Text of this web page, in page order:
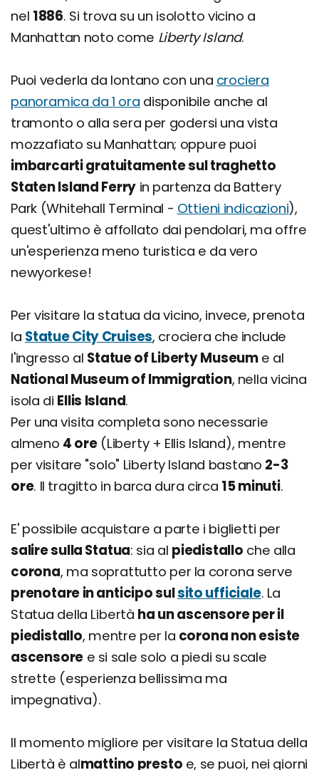
nel 1886. Si trova su un isolotto vicino a
Manhattan noto come Liberty Island.
Puoi vederla da lontano con una crociera
panoramica da 1 ora disponibile anche al
tramonto o alla sera per godersi una vista
mozzafiato su Manhattan; oppure puoi
imbarcarti gratuitamente sul traghetto
Staten Island Ferry in partenza da Battery
Park (Whitehall Terminal - Ottieni indicazioni),
quest'ultimo è affollato dai pendolari, ma offre
un'esperienza meno turistica e da vero
newyorkese!
Per visitare la statua da vicino, invece, prenota
la Statue City Cruises, crociera che include
l'ingresso al Statue of Liberty Museume al
National Museum of Immigration, nella vicina
isola di Ellis Island.
Per una visita completa sono necessarie
almeno 4 ore(Liberty + Ellis Island), mentre
per visitare "solo" Liberty Island bastano 2-3
ore. Il tragitto in barca dura circa 15 minuti.
E' possibile acquistare a parte i biglietti per
salire sulla Statua: sia al piedistallo che alla
corona, ma soprattutto per la corona serve
prenotare in anticipo sulsito ufficiale. La
Statua della Libertà ha un ascensore per il
piedistallo, mentre per la corona non esiste
ascensore e si sale solo a piedi su scale
strette (esperienza bellissima ma
impegnativa).
Il momento migliore per visitare la Statua della
Libertà è almattino presto e, se puoi, nei giorni